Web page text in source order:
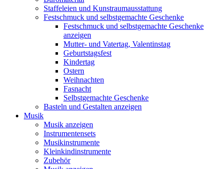
Staffeleien und Kunstraumausstattung
Festschmuck und selbstgemachte Geschenke
Festschmuck und selbstgemachte Geschenke
anzeigen
Mutter- und Vatertag, Valentinstag
Geburtstagsfest
Kindertag
Ostern
Weihnachten
Fasnacht
Selbstgemachte Geschenke
Basteln und Gestalten anzeigen
Musik
Musik anzeigen
Instrumentensets
Musikinstrumente
Kleinkindinstrumente
Zubehör